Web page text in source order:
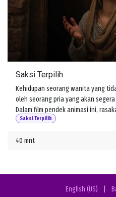
Saksi Terpilih
Kehidupan seorang wanita yang
oleh seorang pria yang akan
Dalam film pendek animasi ini,
melalui mata salah satu
Saksi Terpilih
40 mnt
English (US)